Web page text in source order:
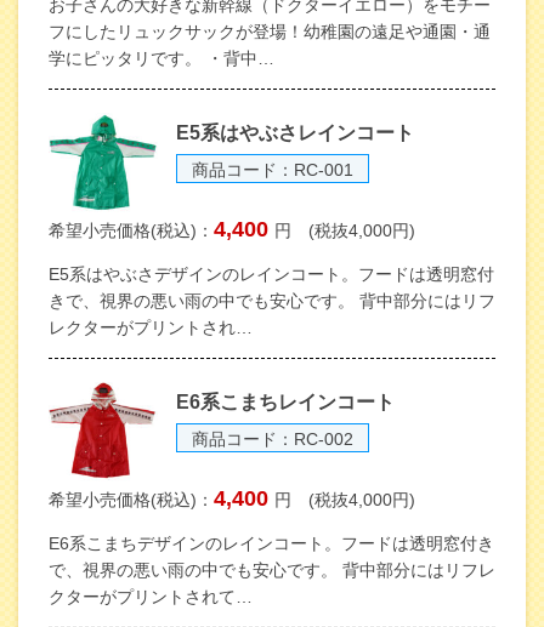
お子さんの大好きな新幹線（ドクターイエロー）をモチー
フにしたリュックサックが登場！幼稚園の遠足や通園・通
学にピッタリです。 ・背中…
E5系はやぶさレインコート
商品コード：RC-001
希望小売価格(税込)： 4,400 円 (税抜4,000円)
E5系はやぶさデザインのレインコート。フードは透明窓付
きで、視界の悪い雨の中でも安心です。 背中部分にはリフ
レクターがプリントされ…
E6系こまちレインコート
商品コード：RC-002
希望小売価格(税込)： 4,400 円 (税抜4,000円)
E6系こまちデザインのレインコート。フードは透明窓付き
で、視界の悪い雨の中でも安心です。 背中部分にはリフレ
クターがプリントされて…